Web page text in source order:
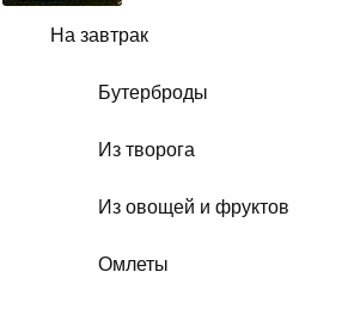
На завтрак
Бутерброды
Из творога
Из овощей и фруктов
Омлеты